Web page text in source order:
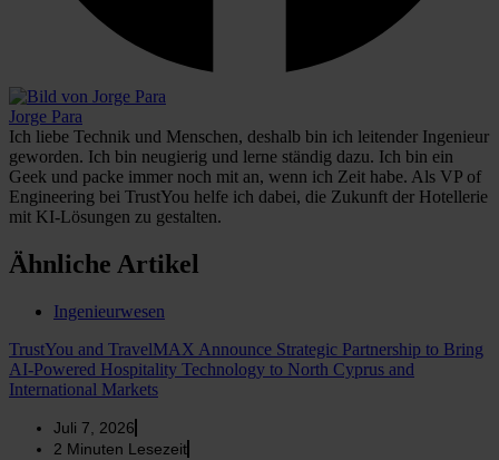
Jorge Para
Ich liebe Technik und Menschen, deshalb bin ich leitender Ingenieur
geworden. Ich bin neugierig und lerne ständig dazu. Ich bin ein
Geek und packe immer noch mit an, wenn ich Zeit habe. Als VP of
Engineering bei TrustYou helfe ich dabei, die Zukunft der Hotellerie
mit KI-Lösungen zu gestalten.
Ähnliche Artikel
Ingenieurwesen
TrustYou and TravelMAX Announce Strategic Partnership to Bring
AI-Powered Hospitality Technology to North Cyprus and
International Markets
Juli 7, 2026
2 Minuten Lesezeit